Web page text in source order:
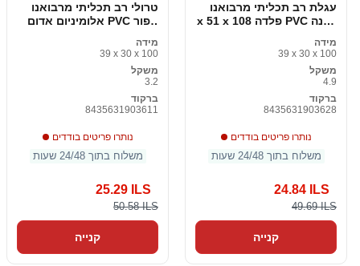
טרולי רב תכליתי מרבואנו
אפור PVC אלומיניום אדום
מידה
39 x 30 x 100
משקל
3.2
ברקוד
8435631903611
נותרו פריטים בודדים
משלוח בתוך 24/48 שעות
25.29 ILS
50.58 ILS
קנייה
עגלת רב תכליתי מרבואנו
לבנה PVC פלדה 108 x 51 x
מידה
39 x 30 x 100
משקל
4.9
ברקוד
8435631903628
נותרו פריטים בודדים
משלוח בתוך 24/48 שעות
24.84 ILS
49.69 ILS
קנייה